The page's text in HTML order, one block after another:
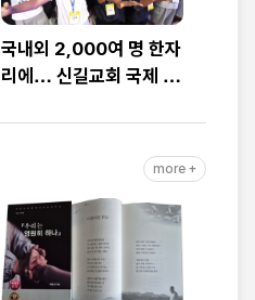
국내외 2,000여 명 한자
리에… 신길교회 국제 청
성료
more +